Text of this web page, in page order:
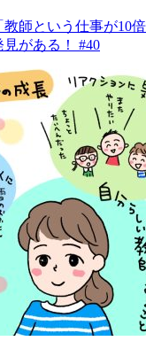
教師という仕事が10倍
がある！ #40